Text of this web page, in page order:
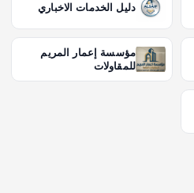
دليل الخدمات الاخباري
مؤسسة إعمار المريم
للمقاولات